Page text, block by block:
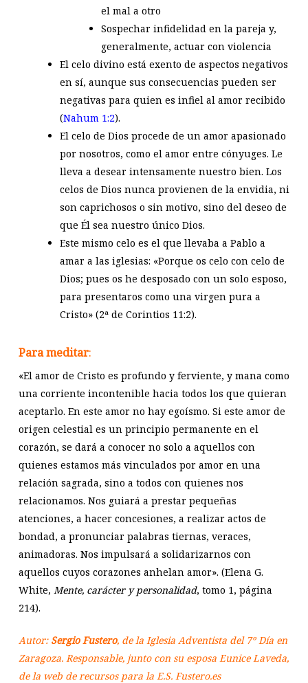
el mal a otro
Sospechar infidelidad en la pareja y,
generalmente, actuar con violencia
El celo divino está exento de aspectos negativos
en sí, aunque sus consecuencias pueden ser
negativas para quien es infiel al amor recibido
(Nahum 1:2).
El celo de Dios procede de un amor apasionado
por nosotros, como el amor entre cónyuges. Le
lleva a desear intensamente nuestro bien. Los
celos de Dios nunca provienen de la envidia, ni
son caprichosos o sin motivo, sino del deseo de
que Él sea nuestro único Dios.
Este mismo celo es el que llevaba a Pablo a
amar a las iglesias: «Porque os celo con celo de
Dios; pues os he desposado con un solo esposo,
para presentaros como una virgen pura a
Cristo» (2ª de Corintios 11:2).
Para meditar:
«El amor de Cristo es profundo y ferviente, y mana como
una corriente incontenible hacia todos los que quieran
aceptarlo. En este amor no hay egoísmo. Si este amor de
origen celestial es un principio permanente en el
corazón, se dará a conocer no solo a aquellos con
quienes estamos más vinculados por amor en una
relación sagrada, sino a todos con quienes nos
relacionamos. Nos guiará a prestar pequeñas
atenciones, a hacer concesiones, a realizar actos de
bondad, a pronunciar palabras tiernas, veraces,
animadoras. Nos impulsará a solidarizarnos con
aquellos cuyos corazones anhelan amor». (Elena G.
White, Mente, carácter y personalidad, tomo 1, página
214).
Autor: Sergio Fustero, de la Iglesia Adventista del 7º Día en
Zaragoza. Responsable, junto con su esposa Eunice Laveda,
de la web de recursos para la E.S. Fustero.es